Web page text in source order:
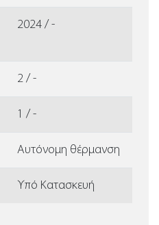
2024 / -
2 / -
1 / -
Αυτόνομη θέρμανση
Υπό Κατασκευή